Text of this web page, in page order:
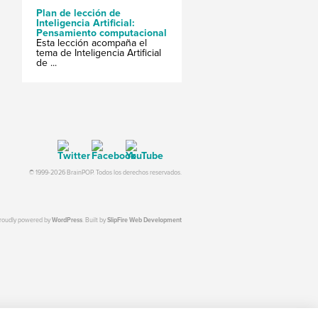
Plan de lección de
Inteligencia Artificial:
Pensamiento computacional
Esta lección acompaña el
tema de Inteligencia Artificial
de ...
© 1999-2026 BrainPOP. Todos los derechos reservados.
powered byWordPress. Built bySlipFire Web Development